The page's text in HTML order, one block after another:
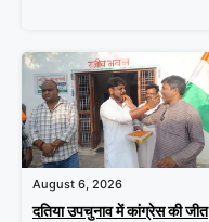
August 6, 2026
दतिया उपचुनाव में कांग्रेस की जीत